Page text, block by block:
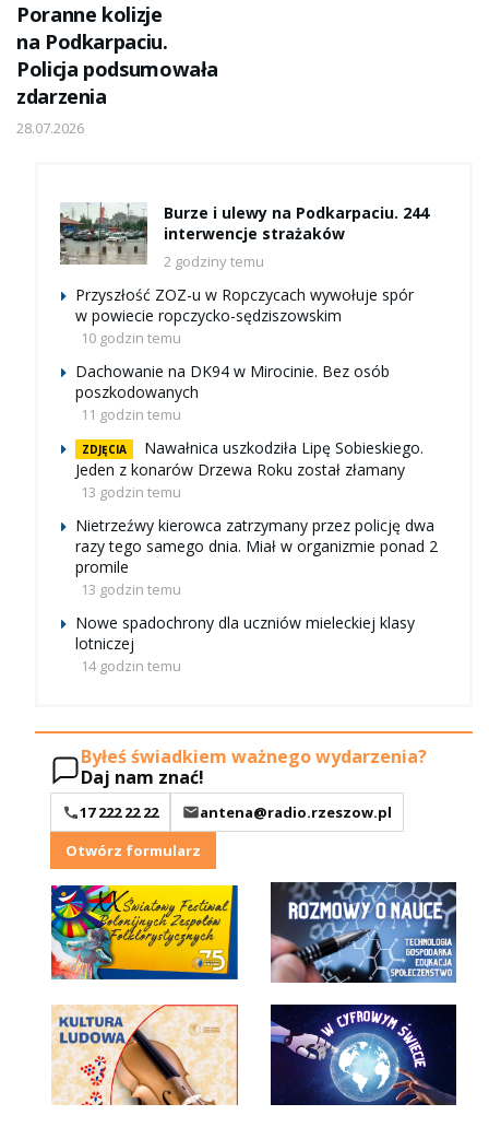
Poranne kolizje
na Podkarpaciu.
Policja podsumowała
zdarzenia
28.07.2026
Burze i ulewy na Podkarpaciu. 244
interwencje strażaków
2 godziny temu
Przyszłość ZOZ-u w Ropczycach wywołuje spór
w powiecie ropczycko-sędziszowskim
10 godzin temu
Dachowanie na DK94 w Mirocinie. Bez osób
poszkodowanych
11 godzin temu
ZDJĘCIA
Nawałnica uszkodziła Lipę Sobieskiego.
Jeden z konarów Drzewa Roku został złamany
13 godzin temu
Nietrzeźwy kierowca zatrzymany przez policję dwa
razy tego samego dnia. Miał w organizmie ponad 2
promile
13 godzin temu
Nowe spadochrony dla uczniów mieleckiej klasy
lotniczej
14 godzin temu
Byłeś świadkiem ważnego wydarzenia?
Daj nam znać!
17 222 22 22
antena@radio.rzeszow.pl
Otwórz formularz